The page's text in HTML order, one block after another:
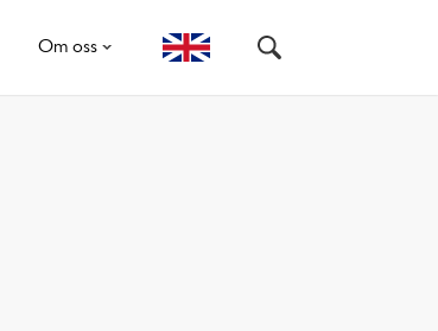
Om oss